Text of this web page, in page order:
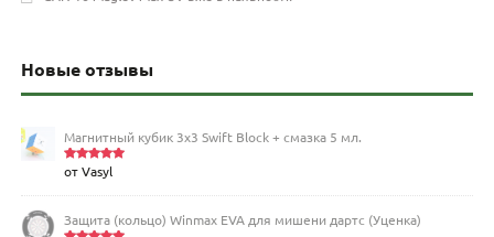
Новые отзывы
Магнитный кубик 3х3 Swift Block + смазка 5 мл.
Оценка
от Vasyl
Защита (кольцо) Winmax EVA для мишени дартс (Уценка)